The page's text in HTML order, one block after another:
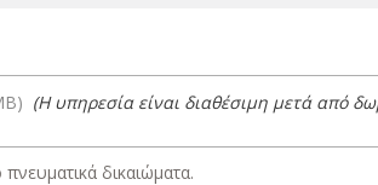
(Η υπηρεσία είναι διαθέσιμη μετά από
δικαιώματα.